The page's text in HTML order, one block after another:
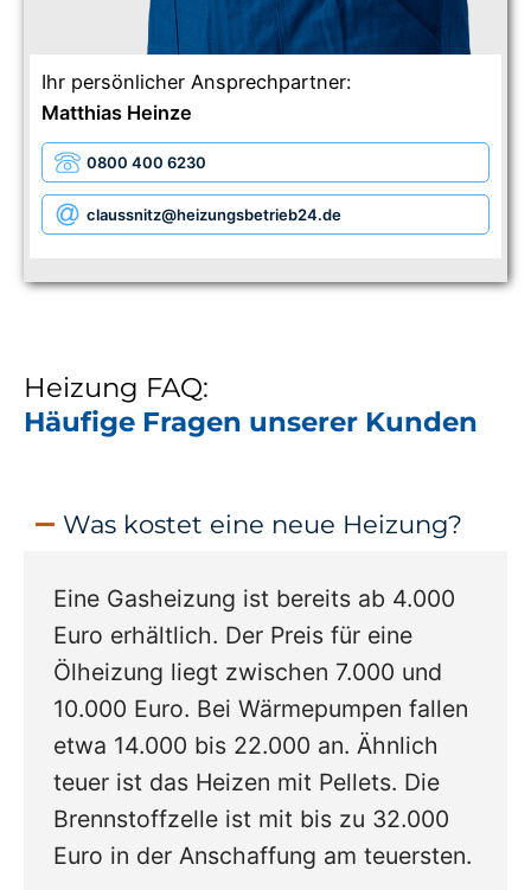
Ihr persönlicher Ansprechpartner:
Matthias Heinze
0800 400 6230
claussnitz@heizungsbetrieb24.de
Heizung FAQ:
Häufige Fragen unserer Kunden
Was kostet eine neue Heizung?
Eine Gasheizung ist bereits ab 4.000
Euro erhältlich. Der Preis für eine
Ölheizung liegt zwischen 7.000 und
10.000 Euro. Bei Wärmepumpen fallen
etwa 14.000 bis 22.000 an. Ähnlich
teuer ist das Heizen mit Pellets. Die
Brennstoffzelle ist mit bis zu 32.000
Euro in der Anschaffung am teuersten.